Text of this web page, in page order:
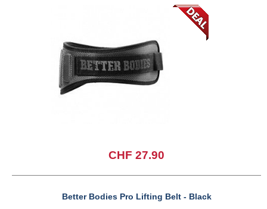
CHF 27.90
Better Bodies Pro Lifting Belt - Black